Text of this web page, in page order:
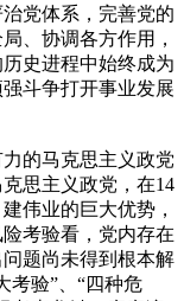
党体系，完善党的
、协调各方作用，
史进程中始终成为
斗争打开事业发展
的马克思主义政党
思主义政党，在14
伟业的巨大优势，
考验看，党内存在
题尚未得到根本解
考验”、“四种危